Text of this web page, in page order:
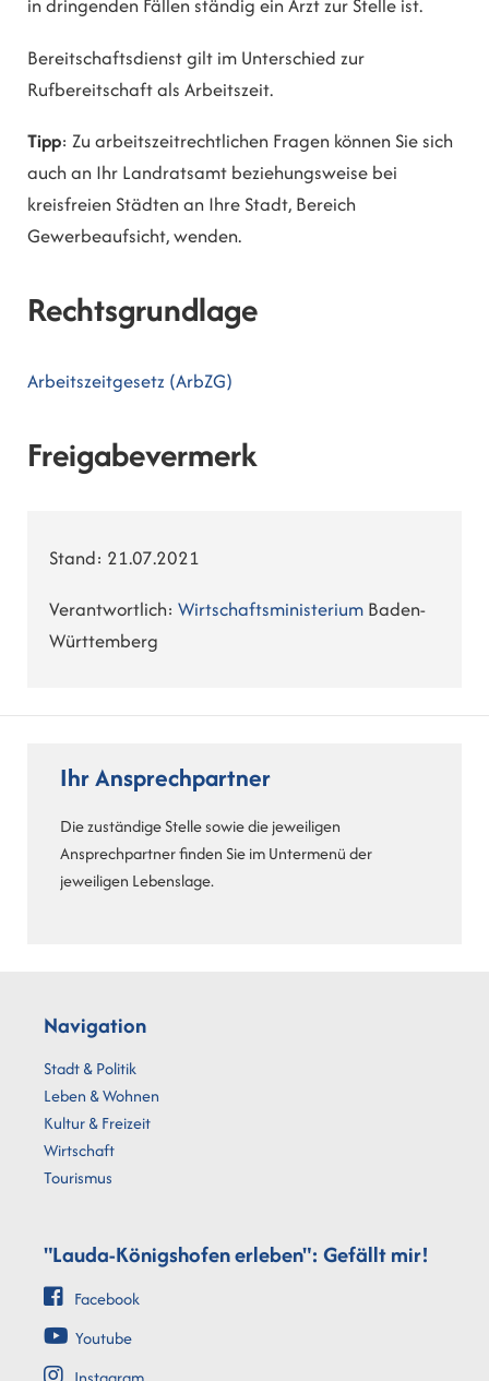
in dringenden Fällen ständig ein Arzt zur Stelle ist.
Bereitschaftsdienst gilt im Unterschied zur
Rufbereitschaft als Arbeitszeit.
Tipp: Zu arbeitszeitrechtlichen Fragen können Sie sich
auch an Ihr Landratsamt beziehungsweise bei
kreisfreien Städten an Ihre Stadt, Bereich
Gewerbeaufsicht, wenden.
Rechtsgrundlage
Arbeitszeitgesetz (ArbZG)
Freigabevermerk
Stand: 21.07.2021
Verantwortlich: Wirtschaftsministerium Baden-
Württemberg
Ihr Ansprechpartner
Die zuständige Stelle sowie die jeweiligen
Ansprechpartner finden Sie im Untermenü der
jeweiligen Lebenslage.
Navigation
Stadt & Politik
Leben & Wohnen
Kultur & Freizeit
Wirtschaft
Tourismus
"Lauda-Königshofen erleben": Gefällt mir!
Facebook
Youtube